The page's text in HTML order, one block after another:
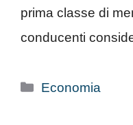
prima classe di
conducenti
Categorie
Economia